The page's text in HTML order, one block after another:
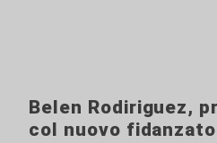
Belen Rodiriguez,
col nuovo fidanzato